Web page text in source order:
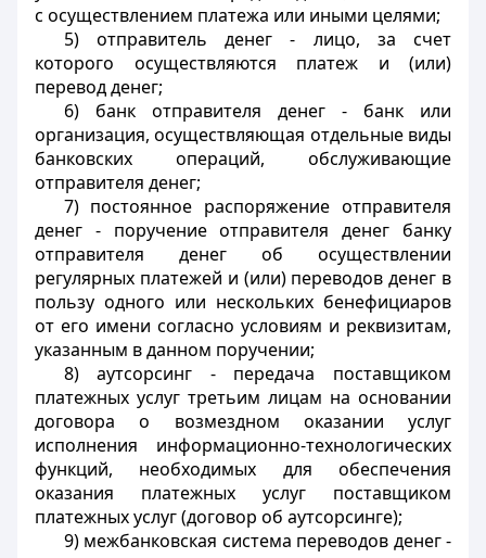
с осуществлением платежа или иными целями;
5) отправитель денег - лицо, за счет
которого осуществляются платеж и (или)
перевод денег;
6) банк отправителя денег - банк или
организация, осуществляющая отдельные виды
банковских операций, обслуживающие
отправителя денег;
7) постоянное распоряжение отправителя
денег - поручение отправителя денег банку
отправителя денег об осуществлении
регулярных платежей и (или) переводов денег в
пользу одного или нескольких бенефициаров
от его имени согласно условиям и реквизитам,
указанным в данном поручении;
8) аутсорсинг - передача поставщиком
платежных услуг третьим лицам на основании
договора о возмездном оказании услуг
исполнения информационно-технологических
функций, необходимых для обеспечения
оказания платежных услуг поставщиком
платежных услуг (договор об аутсорсинге);
9) межбанковская система переводов денег -